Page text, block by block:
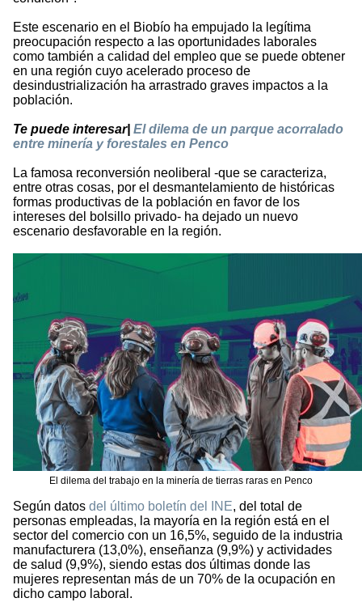
Este escenario en el Biobío ha empujado la legítima
preocupación respecto a las oportunidades laborales
como también a calidad del empleo que se puede obtener
en una región cuyo acelerado proceso de
desindustrialización ha arrastrado graves impactos a la
población.
Te puede interesar| El dilema de un parque acorralado
entre minería y forestales en Penco
La famosa reconversión neoliberal -que se caracteriza,
entre otras cosas, por el desmantelamiento de históricas
formas productivas de la población en favor de los
intereses del bolsillo privado- ha dejado un nuevo
escenario desfavorable en la región.
El dilema del trabajo en la minería de tierras raras en Penco
Según datos del último boletín del INE, del total de
personas empleadas, la mayoría en la región está en el
sector del comercio con un 16,5%, seguido de la industria
manufacturera (13,0%), enseñanza (9,9%) y actividades
de salud (9,9%), siendo estas dos últimas donde las
mujeres representan más de un 70% de la ocupación en
dicho campo laboral.